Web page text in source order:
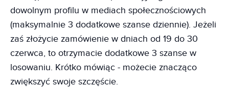
dowolnym profilu w mediach społecznościowych
(maksymalnie 3 dodatkowe szanse dziennie). Jeżeli
zaś złożycie zamówienie w dniach od 19 do 30
czerwca, to otrzymacie dodatkowe 3 szanse w
losowaniu. Krótko mówiąc - możecie znacząco
zwiększyć swoje szczęście.